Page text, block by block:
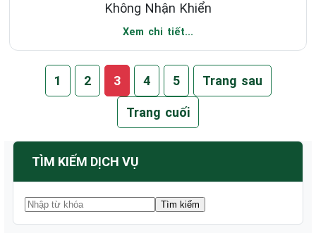
Không Nhận Khiển
Xem chi tiết...
1 2 3 4 5 Trang sau
Trang cuối
TÌM KIẾM DỊCH VỤ